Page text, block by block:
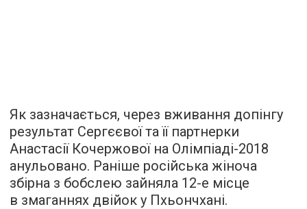
Як зазначається, через вживання допінгу
результат Сергєєвої та її партнерки
Анастасії Кочержової на Олімпіаді-2018
анульовано. Раніше російська жіноча
збірна з бобслею зайняла 12-е місце
в змаганнях двійок у Пхьончхані.